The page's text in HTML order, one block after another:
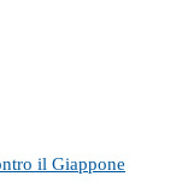
il Giappone